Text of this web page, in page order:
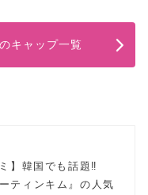
キャップ一覧
】韓国でも話題‼
ティンキム』の人気